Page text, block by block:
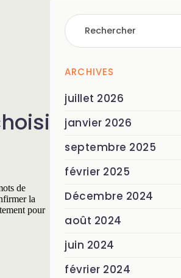
de
la
pour
ARCHIVES
juillet 2026
janvier 2026
septembre 2025
février 2025
Décembre 2024
août 2024
juin 2024
février 2024